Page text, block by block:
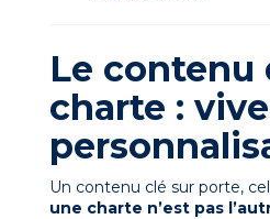
Le contenu
charte :
Un contenu clé sur porte,
une charte n’est pas